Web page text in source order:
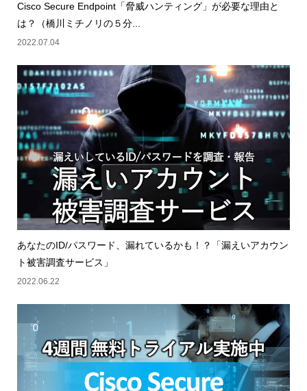
Cisco Secure Endpoint「脅威ハンティング」が必要な理由と
は？（橋川ミチノリの５分...
2022.07.04
あなたのID/パスワード、漏れているかも！？「漏えいアカウン
ト被害調査サービス」
2022.06.22